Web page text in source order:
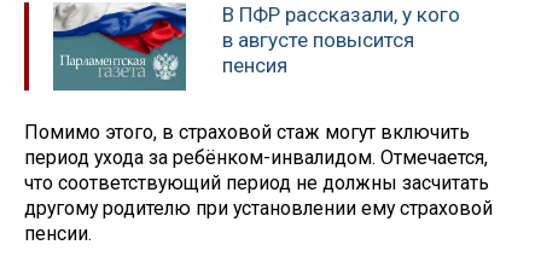
В ПФР рассказали, у кого
в августе повысится
пенсия
Помимо этого, в страховой стаж могут включить
период ухода за ребёнком-инвалидом. Отмечается,
что соответствующий период не должны засчитать
другому родителю при установлении ему страховой
пенсии.